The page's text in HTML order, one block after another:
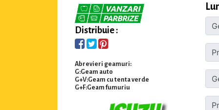
Distribuie :
Abrevieri geamuri:
G:Geam auto
G+V:Geam cu tenta verde
G+F:Geam fumuriu